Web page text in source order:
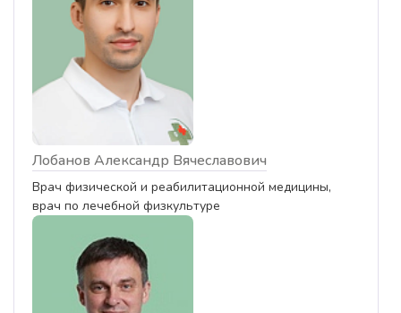
Лобанов Александр Вячеславович
Врач физической и реабилитационной медицины,
врач по лечебной физкультуре